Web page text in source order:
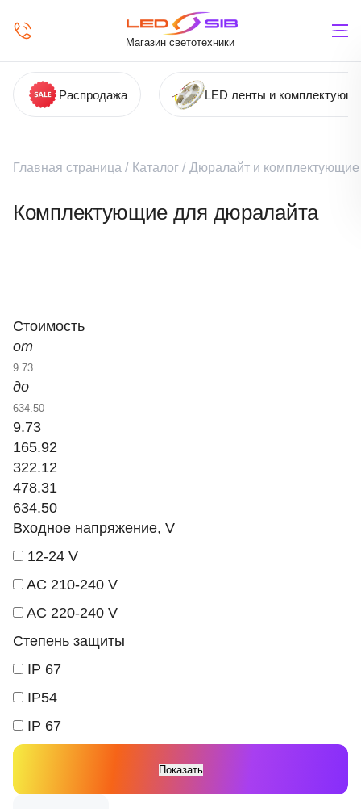
Магазин светотехники
Распродажа LED ленты и
Главная страница / Каталог / Дюралайт и комплектующие
Комплектующие для дюралайта
Стоимость
от
до
9.73
165.92
322.12
478.31
634.50
Входное напряжение, V
12-24 V
AC 210-240 V
AC 220-240 V
Степень защиты
IP 67
IP54
IP 67